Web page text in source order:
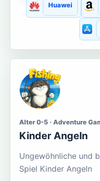
Huawei
Alter 0-5 · Adventure
Kinder Angeln
Ungewöhnliche und
Spiel Kinder Angeln